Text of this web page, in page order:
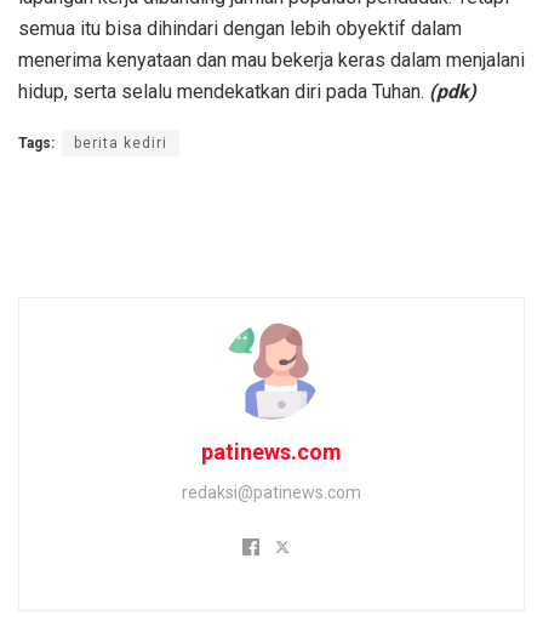
semua itu bisa dihindari dengan lebih obyektif dalam
menerima kenyataan dan mau bekerja keras dalam menjalani
hidup, serta selalu mendekatkan diri pada Tuhan. (pdk)
Tags: berita kediri
patinews.com
redaksi@patinews.com